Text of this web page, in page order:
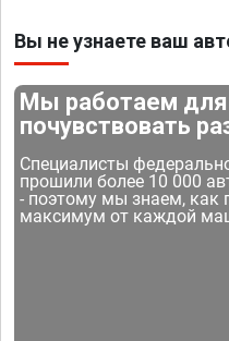
Вы не узнаете ваш
Мы работаем
почувствовать
Специалисты
прошили более 10 000
- поэтому мы знаем, как
максимум от каждой